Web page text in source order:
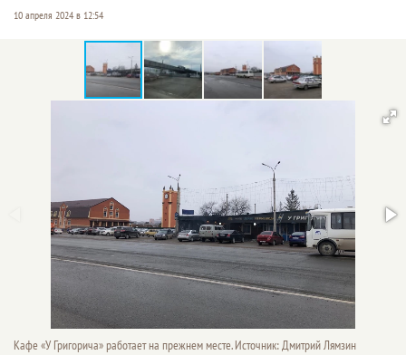
10 апреля 2024 в 12:54
Кафе «У Григорича» работает на прежнем месте. Источник: Дмитрий Лямзин